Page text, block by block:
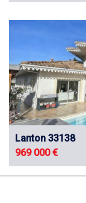
Lanton 33138
969 000 €